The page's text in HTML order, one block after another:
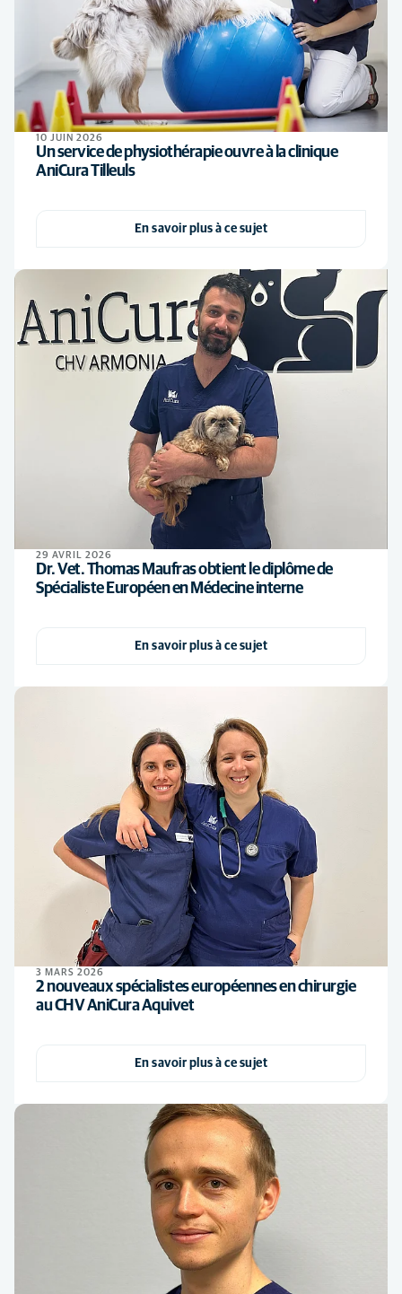
10 JUIN 2026
Un service de physiothérapie ouvre à la clinique
AniCura Tilleuls
En savoir plus à ce sujet
29 AVRIL 2026
Dr. Vet. Thomas Maufras obtient le diplôme de
Spécialiste Européen en Médecine interne
En savoir plus à ce sujet
3 MARS 2026
2 nouveaux spécialistes européennes en chirurgie
au CHV AniCura Aquivet
En savoir plus à ce sujet